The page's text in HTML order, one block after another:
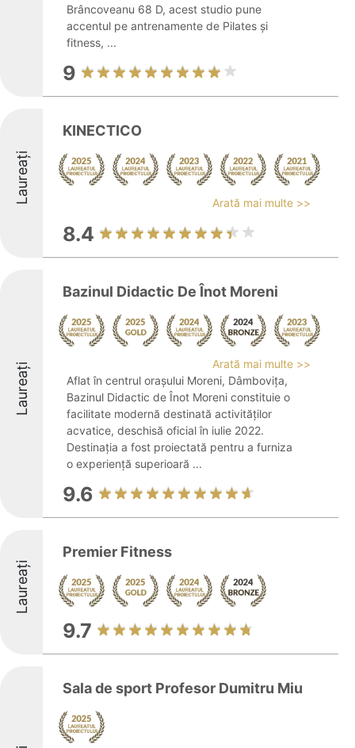
Brâncoveanu 68 D, acest studio pune
accentul pe antrenamente de Pilates și
fitness, ...
9
Laureați
KINECTICO
Arată mai multe >>
8.4
Laureați
Bazinul Didactic De Înot Moreni
Arată mai multe >>
Aflat în centrul orașului Moreni, Dâmbovița,
Bazinul Didactic de Înot Moreni constituie o
facilitate modernă destinată activităților
acvatice, deschisă oficial în iulie 2022.
Destinația a fost proiectată pentru a furniza
o experiență superioară ...
9.6
Laureați
Premier Fitness
9.7
Sala de sport Profesor Dumitru Miu